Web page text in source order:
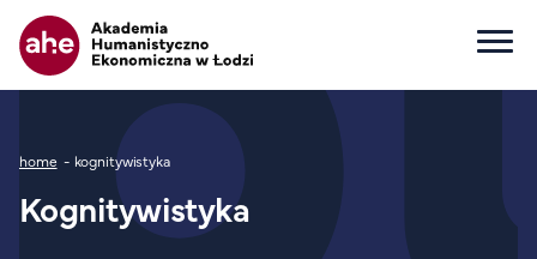
Główna nawigacja
Dla kandydata
Wszystkie kierunki
Ścieżka nawigacyjna
home kognitywistyka
Kognitywistyka